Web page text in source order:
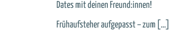
Dates mit deinen Freund:innen!
Frühaufsteher aufgepasst – zum […]